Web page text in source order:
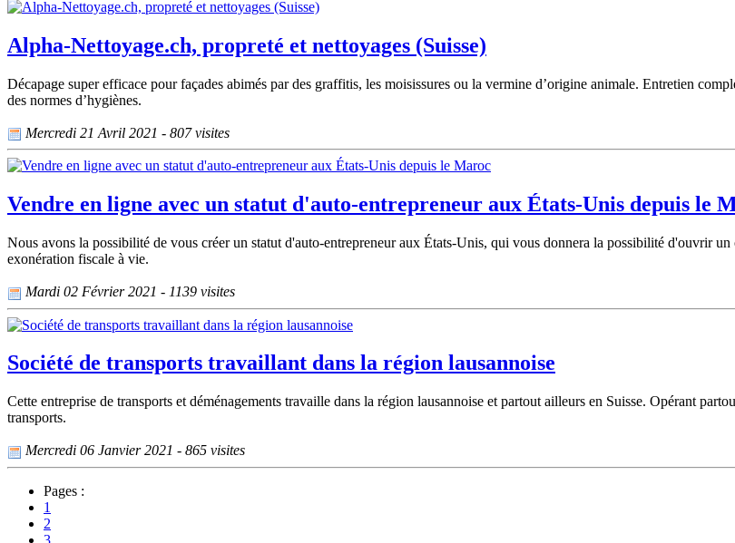
Alpha-Nettoyage.ch, propreté et nettoyages (Suisse)
Décapage super efficace pour façades abimés par des graffitis, les moisissures ou la vermine d’origine animale. Entretien
des normes d’hygiènes.
Mercredi 21 Avril 2021 - 807 visites
Vendre en ligne avec un statut d'auto-entrepreneur aux États-Unis depuis le
Nous avons la possibilité de vous créer un statut d'auto-entrepreneur aux États-Unis, qui vous donnera la possibilité d'ouvrir
exonération fiscale à vie.
Mardi 02 Février 2021 - 1139 visites
Société de transports travaillant dans la région lausannoise
Cette entreprise de transports et déménagements travaille dans la région lausannoise et partout ailleurs en Suisse. Opérant
transports.
Mercredi 06 Janvier 2021 - 865 visites
Pages :
1
2
3